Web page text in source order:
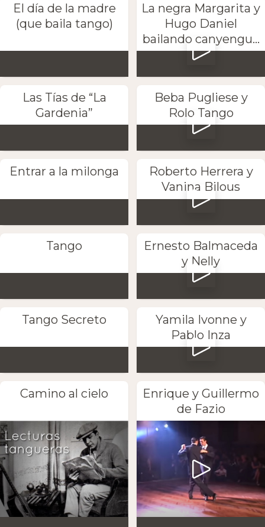
El día de la madre
(que baila tango)
La negra Margarita y
Hugo Daniel
bailando canyengu...
Las Tías de “La
Gardenia”
Beba Pugliese y
Rolo Tango
Entrar a la milonga
Roberto Herrera y
Vanina Bilous
Tango
Ernesto Balmaceda
y Nelly
Tango Secreto
Yamila Ivonne y
Pablo Inza
Camino al cielo
Enrique y Guillermo
de Fazio